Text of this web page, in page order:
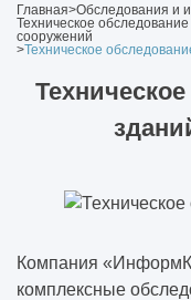
Главная>Обследования и
Техническое
сооружений
>Техническое
Компания
комплексные